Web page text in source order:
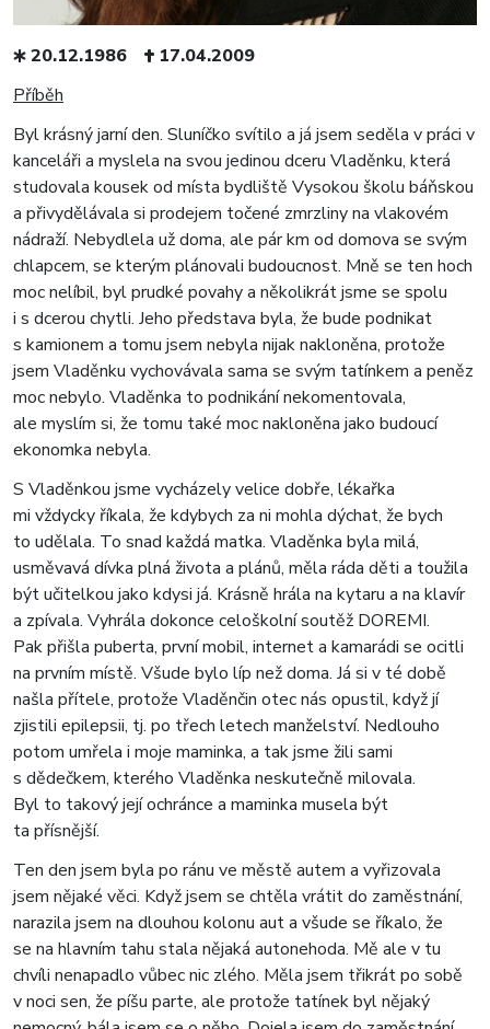
20.12.1986
17.04.2009
Příběh
Byl krásný jarní den. Sluníčko svítilo a já jsem seděla v práci v
kanceláři a myslela na svou jedinou dceru Vladěnku, která
studovala kousek od místa bydliště Vysokou školu báňskou
a přivydělávala si prodejem točené zmrzliny na vlakovém
nádraží. Nebydlela už doma, ale pár km od domova se svým
chlapcem, se kterým plánovali budoucnost. Mně se ten hoch
moc nelíbil, byl prudké povahy a několikrát jsme se spolu
i s dcerou chytli. Jeho představa byla, že bude podnikat
s kamionem a tomu jsem nebyla nijak nakloněna, protože
jsem Vladěnku vychovávala sama se svým tatínkem a peněz
moc nebylo. Vladěnka to podnikání nekomentovala,
ale myslím si, že tomu také moc nakloněna jako budoucí
ekonomka nebyla.
S Vladěnkou jsme vycházely velice dobře, lékařka
mi vždycky říkala, že kdybych za ni mohla dýchat, že bych
to udělala. To snad každá matka. Vladěnka byla milá,
usměvavá dívka plná života a plánů, měla ráda děti a toužila
být učitelkou jako kdysi já. Krásně hrála na kytaru a na klavír
a zpívala. Vyhrála dokonce celoškolní soutěž DOREMI.
Pak přišla puberta, první mobil, internet a kamarádi se ocitli
na prvním místě. Všude bylo líp než doma. Já si v té době
našla přítele, protože Vladěnčin otec nás opustil, když jí
zjistili epilepsii, tj. po třech letech manželství. Nedlouho
potom umřela i moje maminka, a tak jsme žili sami
s dědečkem, kterého Vladěnka neskutečně milovala.
Byl to takový její ochránce a maminka musela být
ta přísnější.
Ten den jsem byla po ránu ve městě autem a vyřizovala
jsem nějaké věci. Když jsem se chtěla vrátit do zaměstnání,
narazila jsem na dlouhou kolonu aut a všude se říkalo, že
se na hlavním tahu stala nějaká autonehoda. Mě ale v tu
chvíli nenapadlo vůbec nic zlého. Měla jsem třikrát po sobě
v noci sen, že píšu parte, ale protože tatínek byl nějaký